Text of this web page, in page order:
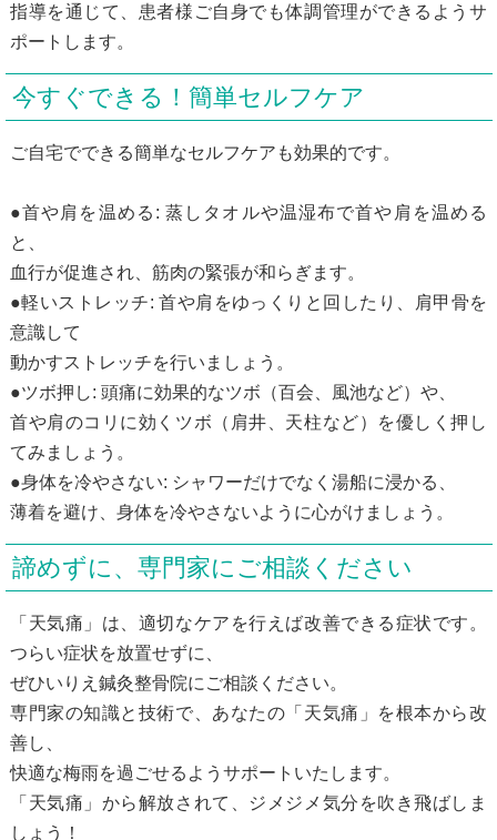
指導を通じて、患者様ご自身でも体調管理ができるようサ
ポートします。
今すぐできる！簡単セルフケア
ご自宅でできる簡単なセルフケアも効果的です。
●首や肩を温める: 蒸しタオルや温湿布で首や肩を温める
と、
血行が促進され、筋肉の緊張が和らぎます。
●軽いストレッチ: 首や肩をゆっくりと回したり、肩甲骨を
意識して
動かすストレッチを行いましょう。
●ツボ押し: 頭痛に効果的なツボ（百会、風池など）や、
首や肩のコリに効くツボ（肩井、天柱など）を優しく押し
てみましょう。
●身体を冷やさない: シャワーだけでなく湯船に浸かる、
薄着を避け、身体を冷やさないように心がけましょう。
諦めずに、専門家にご相談ください
「天気痛」は、適切なケアを行えば改善できる症状です。
つらい症状を放置せずに、
ぜひいりえ鍼灸整骨院にご相談ください。
専門家の知識と技術で、あなたの「天気痛」を根本から改
善し、
快適な梅雨を過ごせるようサポートいたします。
「天気痛」から解放されて、ジメジメ気分を吹き飛ばしま
しょう！